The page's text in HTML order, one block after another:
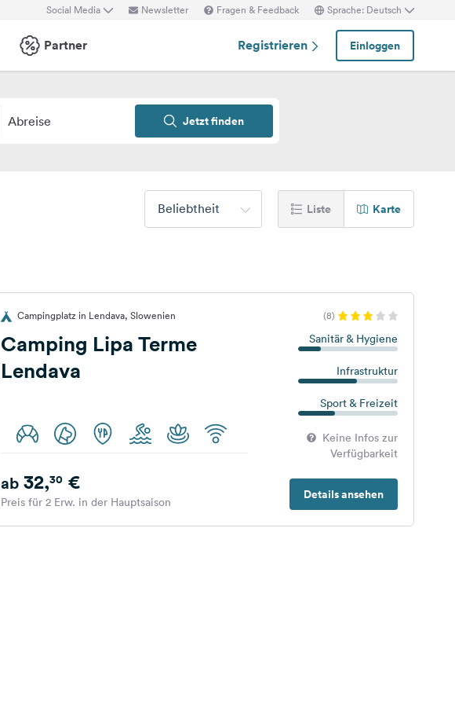
Social Media Newsletter Fragen & Feedback Sprache: Deutsch
Partner Registrieren Einloggen
Abreise Jetzt finden
Beliebtheit Liste Karte
Campingplatz in Lendava, Slowenien (8)
Camping Lipa Terme
Lendava
Sanitär & Hygiene
Infrastruktur
Sport & Freizeit
Keine Infos zur
Verfügbarkeit
Details ansehen
ab32,30€
Preis für 2 Erw. in der Hauptsaison